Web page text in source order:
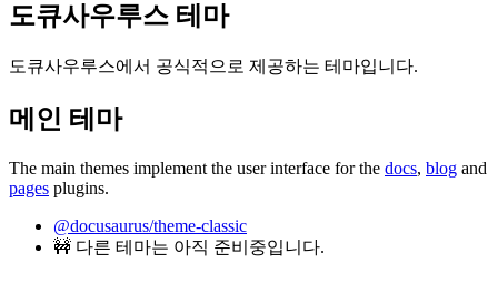
도큐사우루스 테마
도큐사우루스에서 공식적으로 제공하는 테마입니다.
메인 테마
The main themes implement the user interface for the docs, blog and
pages plugins.
@docusaurus/theme-classic
🚧 다른 테마는 아직 준비중입니다.